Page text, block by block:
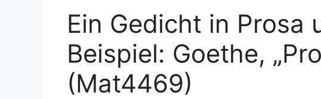
Ein Gedicht in Prosa
Beispiel: Goethe,
(Mat4469)